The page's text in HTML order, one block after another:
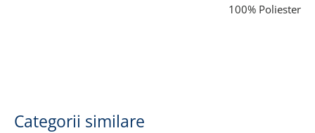
100% Poliester
Categorii similare